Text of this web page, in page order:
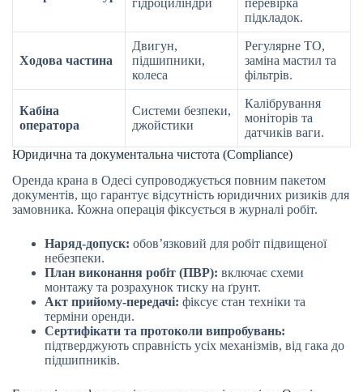
підкладок.
Ходова частина
Двигун,
підшипники,
колеса
Регулярне ТО,
заміна мастил та
фільтрів.
Кабіна
оператора
Системи безпеки,
джойстики
Калібрування
моніторів та
датчиків ваги.
Юридична та документальна чистота (Compliance)
Оренда крана в Одесі супроводжується повним пакетом
документів, що гарантує відсутність юридичних ризиків для
замовника. Кожна операція фіксується в журналі робіт.
Наряд-допуск: обов’язковий для робіт підвищеної
небезпеки.
План виконання робіт (ПВР): включає схеми
монтажу та розрахунок тиску на ґрунт.
Акт прийому-передачі: фіксує стан техніки та
терміни оренди.
Сертифікати та протоколи випробувань:
підтверджують справність усіх механізмів, від гака до
підшипників.